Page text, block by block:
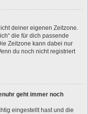
deiner eigenen Zeitzone.
die für dich passende
Zeitzone kann dabei nur
du noch nicht registriert
geht immer noch
eingestellt hast und die